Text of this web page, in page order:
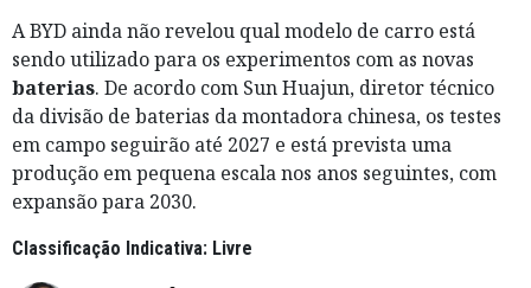
A BYD ainda não revelou qual modelo de carro está
sendo utilizado para os experimentos com as novas
baterias. De acordo com Sun Huajun, diretor técnico
da divisão de baterias da montadora chinesa, os testes
em campo seguirão até 2027 e está prevista uma
produção em pequena escala nos anos seguintes, com
expansão para 2030.
Classificação Indicativa: Livre